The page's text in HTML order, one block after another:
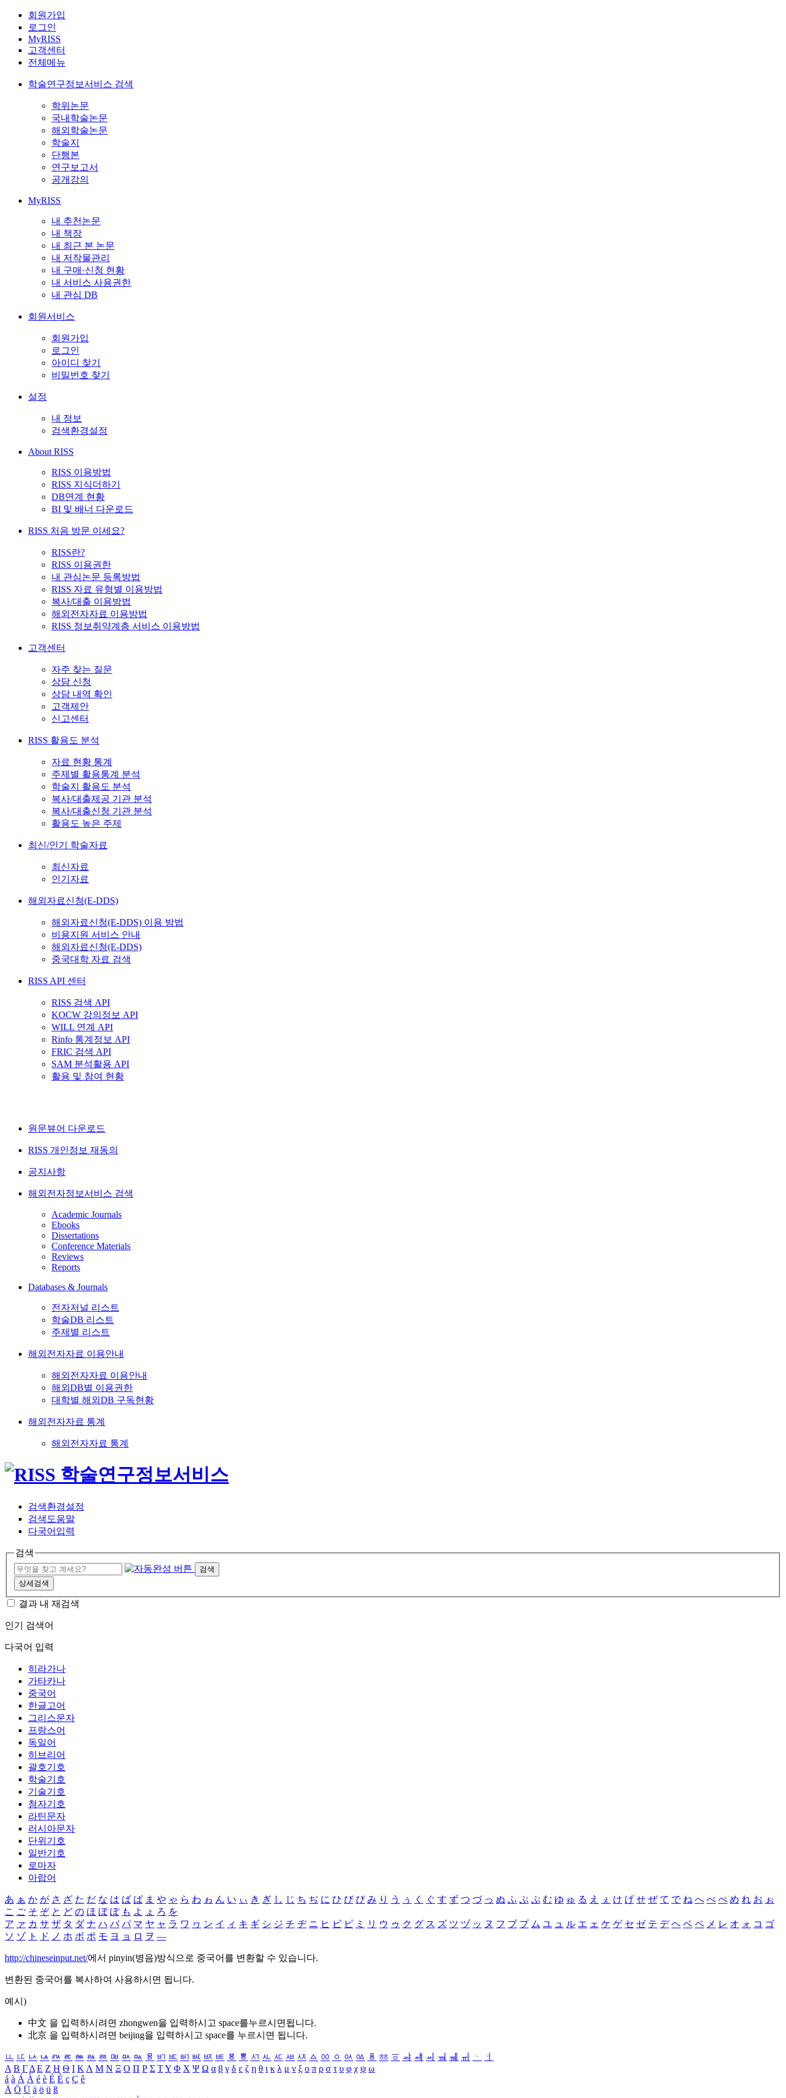
회원가입
로그인
MyRISS
고객센터
전체메뉴
학술연구정보서비스 검색
학위논문
국내학술논문
해외학술논문
학술지
단행본
연구보고서
공개강의
MyRISS
내 추천논문
내 책장
내 최근 본 논문
내 저작물관리
내 구매·신청 현황
내 서비스 사용권한
내 관심 DB
회원서비스
회원가입
로그인
아이디 찾기
비밀번호 찾기
설정
내 정보
검색환경설정
About RISS
RISS 이용방법
RISS 지식더하기
DB연계 현황
BI 및 배너 다운로드
RISS 처음 방문 이세요?
RISS란?
RISS 이용권한
내 관심논문 등록방법
RISS 자료 유형별 이용방법
복사/대출 이용방법
해외전자자료 이용방법
RISS 정보취약계층 서비스 이용방법
고객센터
자주 찾는 질문
상담 신청
상담 내역 확인
고객제안
신고센터
RISS 활용도 분석
자료 현황 통계
주제별 활용통계 분석
학술지 활용도 분석
복사/대출제공 기관 분석
복사/대출신청 기관 분석
활용도 높은 주제
최신/인기 학술자료
최신자료
인기자료
해외자료신청(E-DDS)
해외자료신청(E-DDS) 이용 방법
비용지원 서비스 안내
해외자료신청(E-DDS)
중국대학 자료 검색
RISS API 센터
RISS 검색 API
KOCW 강의정보 API
WILL 연계 API
Rinfo 통계정보 API
FRIC 검색 API
SAM 분석활용 API
활용 및 참여 현황
원문뷰어 다운로드
RISS 개인정보 재동의
공지사항
해외전자정보서비스 검색
Academic Journals
Ebooks
Dissertations
Conference Materials
Reviews
Reports
Databases & Journals
전자저널 리스트
학술DB 리스트
주제별 리스트
해외전자자료 이용안내
해외전자자료 이용안내
해외DB별 이용권한
대학별 해외DB 구독현황
해외전자자료 통계
해외전자자료 통계
검색환경설정
검색도움말
다국어입력
검색
검색
상세검색
결과 내 재검색
인기 검색어
다국어 입력
히라가나
가타카나
중국어
한글고어
그리스문자
프랑스어
독일어
히브리어
괄호기호
학술기호
기술기호
첨자기호
라틴문자
러시아문자
단위기호
일반기호
로마자
아랍어
あ ぁ か が さ ざ た だ な は ば ぱ ま や ゃ ら わ ゎ ん い ぃ き ぎ し じ ち ぢ に ひ び ぴ み り う ぅ く ぐ す ず つ づ っ ぬ ふ ぶ ぷ む ゆ ゅ る え ぇ け げ せ ぜ て で ね へ べ ぺ め れ お ぉ
こ ご そ ぞ と ど の ほ ぼ ぽ も よ ょ ろ を
ア ァ カ サ ザ タ ダ ナ ハ バ パ マ ヤ ャ ラ ワ ヮ ン イ ィ キ ギ シ ジ チ ヂ ニ ヒ ビ ピ ミ リ ウ ゥ ク グ ス ズ ツ ヅ ッ ヌ フ ブ プ ム ユ ュ ル エ ェ ケ ゲ セ ゼ テ デ ヘ ベ ペ メ レ オ ォ コ ゴ
ソ ゾ ト ド ノ ホ ボ ポ モ ヨ ョ ロ ヲ ―
http://chineseinput.net/에서 pinyin(병음)방식으로 중국어를 변환할 수 있습니다.
변환된 중국어를 복사하여 사용하시면 됩니다.
예시)
中文 을 입력하시려면 zhongwen을 입력하시고 space를누르시면됩니다.
北京 을 입력하시려면 beijing을 입력하시고 space를 누르시면 됩니다.
ㅥ ㅦ ㅧ ㅨ ㅩ ㅪ ㅫ ㅬ ㅭ ㅮ ㅯ ㅰ ㅱ ㅲ ㅳ ㅴ ㅵ ㅶ ㅷ ㅸ ㅹ ㅺ ㅻ ㅼ ㅽ ㅾ ㅿ ㆀ ㆁ ㆂ ㆃ ㆄ ㆅ ㆆ ㆇ ㆈ ㆉ ㆊ ㆋ ㆌ ㆍ
ㆎ
Α Β ΓΔ Ε Ζ Η Θ Ι ΚΛ Μ Ν Ξ Ο Π Ρ Σ ΤΥ Φ Χ Ψ Ω α β γ δ ε ζ η θ ι κ λ μ ν ξ ο π ρ σ τ υ φ χ ψ ω
á à Á À é è É È ç Ç ê
Ä Ö Ü ä ö ü ß